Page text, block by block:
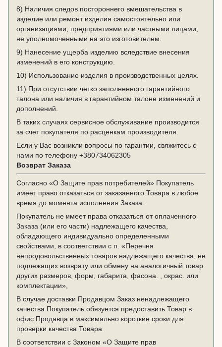
8) Наличия следов постороннего вмешательства в
изделие или ремонт изделия самостоятельно или
организациями, предприятиями или частными лицами,
не уполномоченными на это изготовителем.
9) Нанесение ущерба изделию вследствие внесения
изменений в его конструкцию.
10) Использование изделия в производственных целях.
11) При отсутствии четко заполненного гарантийного
талона или наличия в гарантийном талоне изменений и
дополнений.
В таких случаях сервисное обслуживание производится
за счет покупателя по расценкам производителя.
Если у Вас возникли вопросы по гарантии, свяжитесь с
нами по телефону +380734062305
Возврат Заказа
Согласно «О Защите прав потребителей» Покупатель
имеет право отказаться от заказанного Товара в любое
время до момента исполнения Заказа.
Покупатель не имеет права отказаться от оплаченного
Заказа (или его части) надлежащего качества,
обладающего индивидуально определенными
свойствами, в соответствии с п. «Перечня
непродовольственных товаров надлежащего качества, не
подлежащих возврату или обмену на аналогичный товар
других размеров, форм, габарита, фасона. , окрас. или
комплектации»,
В случае доставки Продавцом Заказ ненадлежащего
качества Покупатель обязуется предоставить Товар в
офис Продавца в максимально короткие сроки для
проверки качества Товара.
В соответствии с Законом «О Защите прав